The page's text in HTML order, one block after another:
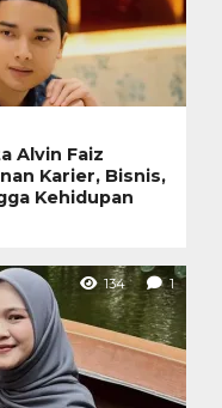
Alvin Faiz
Karier, Bisnis,
Kehidupan
134 1